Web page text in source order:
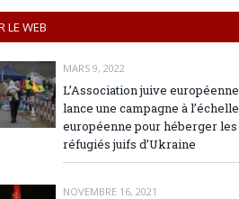
LE WEB
MARS 9, 2022
L’Association juive européenne
lance une campagne à l’échelle
européenne pour héberger les
réfugiés juifs d’Ukraine
NOVEMBRE 16, 2021